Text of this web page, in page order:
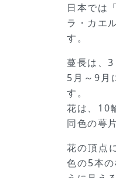
日本では
ラ・カエ
す。
蔓長は、
5月～9月
す。
花は、10
同色の萼
花の頂点
色の5本